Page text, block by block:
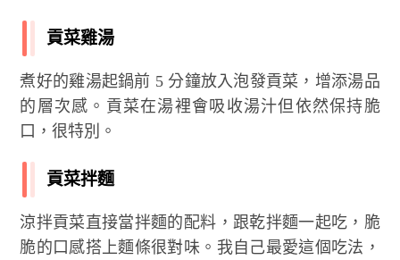
貢菜雞湯
煮好的雞湯起鍋前 5 分鐘放入泡發貢菜，增添湯品
的層次感。貢菜在湯裡會吸收湯汁但依然保持脆
口，很特別。
貢菜拌麵
涼拌貢菜直接當拌麵的配料，跟乾拌麵一起吃，脆
脆的口感搭上麵條很對味。我自己最愛這個吃法，